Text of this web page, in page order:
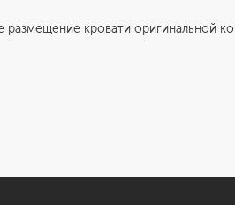
кровати оригинальной